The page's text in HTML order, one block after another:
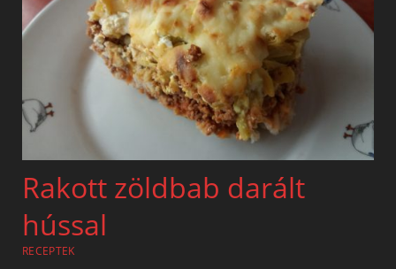
Rakott zöldbab darált
hússal
RECEPTEK